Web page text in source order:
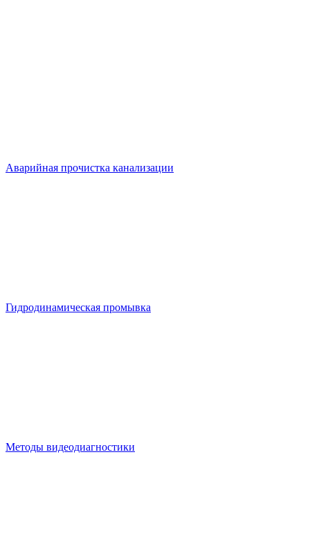
Аварийная прочистка канализации
Гидродинамическая промывка
Методы видеодиагностики